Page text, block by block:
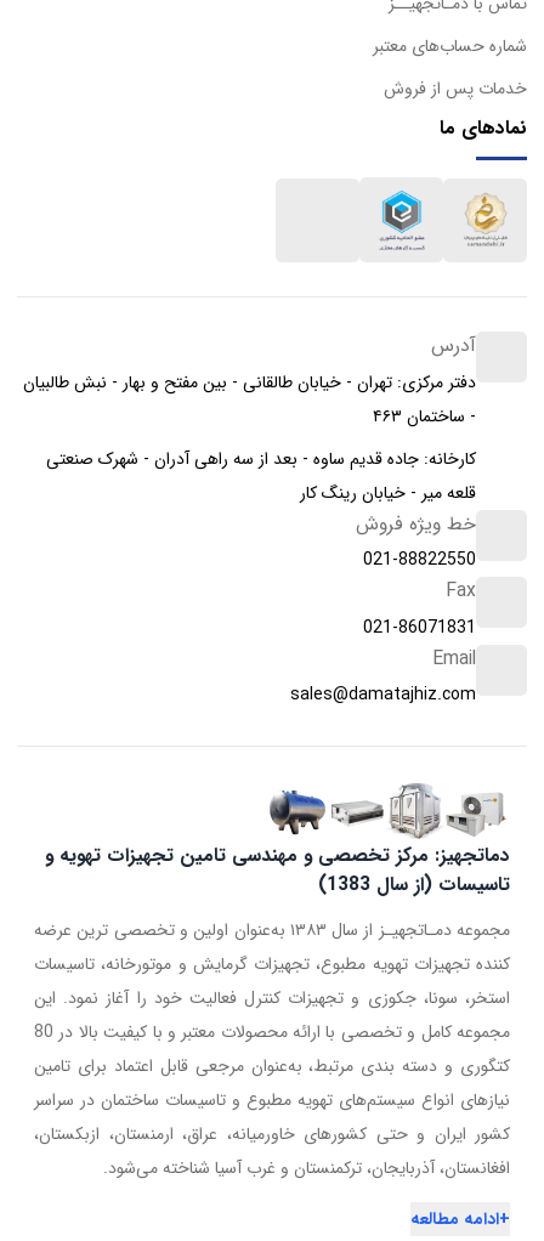
شماره حساب‌های معتبر
خدمات پس از فروش
نمادهای ما
آدرس
دفتر مرکزی: تهران - خیابان طالقانی - بین مفتح و بهار - نبش طالبیان
- ساختمان ۴۶۳
کارخانه: جاده قدیم ساوه - بعد از سه راهی آدران - شهرک صنعتی
قلعه میر - خیابان رینگ کار
خط ویژه فروش
021-88822550
Fax
021-86071831
Email
sales@damatajhiz.com
دماتجهیز: مرکز تخصصی و مهندسی تامین تجهیزات تهویه و
تاسیسات (از سال 1383)
مجموعه دمـاتجهیـز از سال ۱۳۸۳ به‌عنوان اولین و تخصصی ترین عرضه
کننده تجهیزات تهویه مطبوع، تجهیزات گرمایش و موتورخانه، تاسیسات
استخر، سونا، جکوزی و تجهیزات کنترل فعالیت خود را آغاز نمود. این
مجموعه کامل و تخصصی با ارائه محصولات معتبر و با کیفیت بالا در 80
کتگوری و دسته بندی مرتبط، به‌عنوان مرجعی قابل اعتماد برای تامین
نیازهای انواع سیستم‌های تهویه مطبوع و تاسیسات ساختمان در سراسر
کشور ایران و حتی کشورهای خاورمیانه، عراق، ارمنستان، ازبکستان،
افغانستان، آذربایجان، ترکمنستان و غرب آسیا شناخته می‌شود.
+ادامه مطالعه